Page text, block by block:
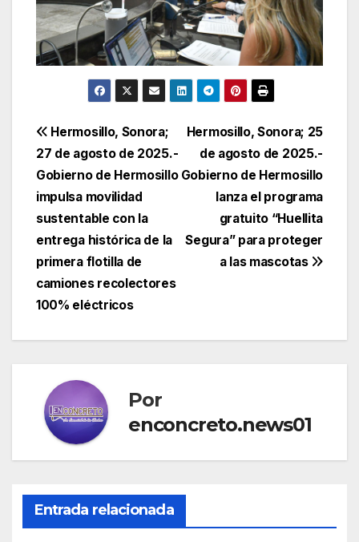
Navegación
de
entradas
Hermosillo, Sonora; 25
de agosto de 2025.-
Gobierno de Hermosillo
lanza el programa
gratuito “Huellita
Segura” para proteger
a las mascotas
Hermosillo, Sonora;
27 de agosto de 2025.-
Gobierno de Hermosillo
impulsa movilidad
sustentable con la
entrega histórica de la
primera flotilla de
camiones recolectores
100% eléctricos
Por
enconcreto.news01
Entrada relacionada